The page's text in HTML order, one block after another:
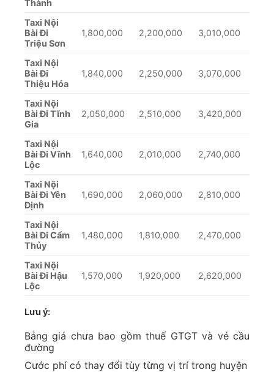
Thành
Taxi Nội
Bài Đi
Triệu Sơn
1,800,000 2,200,000 3,010,000
Taxi Nội
Bài Đi
Thiệu Hóa
1,840,000 2,250,000 3,070,000
Taxi Nội
Bài Đi Tĩnh
Gia
2,050,000 2,510,000 3,420,000
Taxi Nội
Bài Đi Vĩnh
Lộc
1,640,000 2,010,000 2,740,000
Taxi Nội
Bài Đi Yên
Định
1,690,000 2,060,000 2,810,000
Taxi Nội
Bài Đi Cẩm
Thủy
1,480,000 1,810,000 2,470,000
Taxi Nội
Bài Đi Hậu
Lộc
1,570,000 1,920,000 2,620,000
Lưu ý:
Bảng giá chưa bao gồm thuế GTGT và vé cầu
đường
Cước phí có thay đổi tùy từng vị trí trong huyện